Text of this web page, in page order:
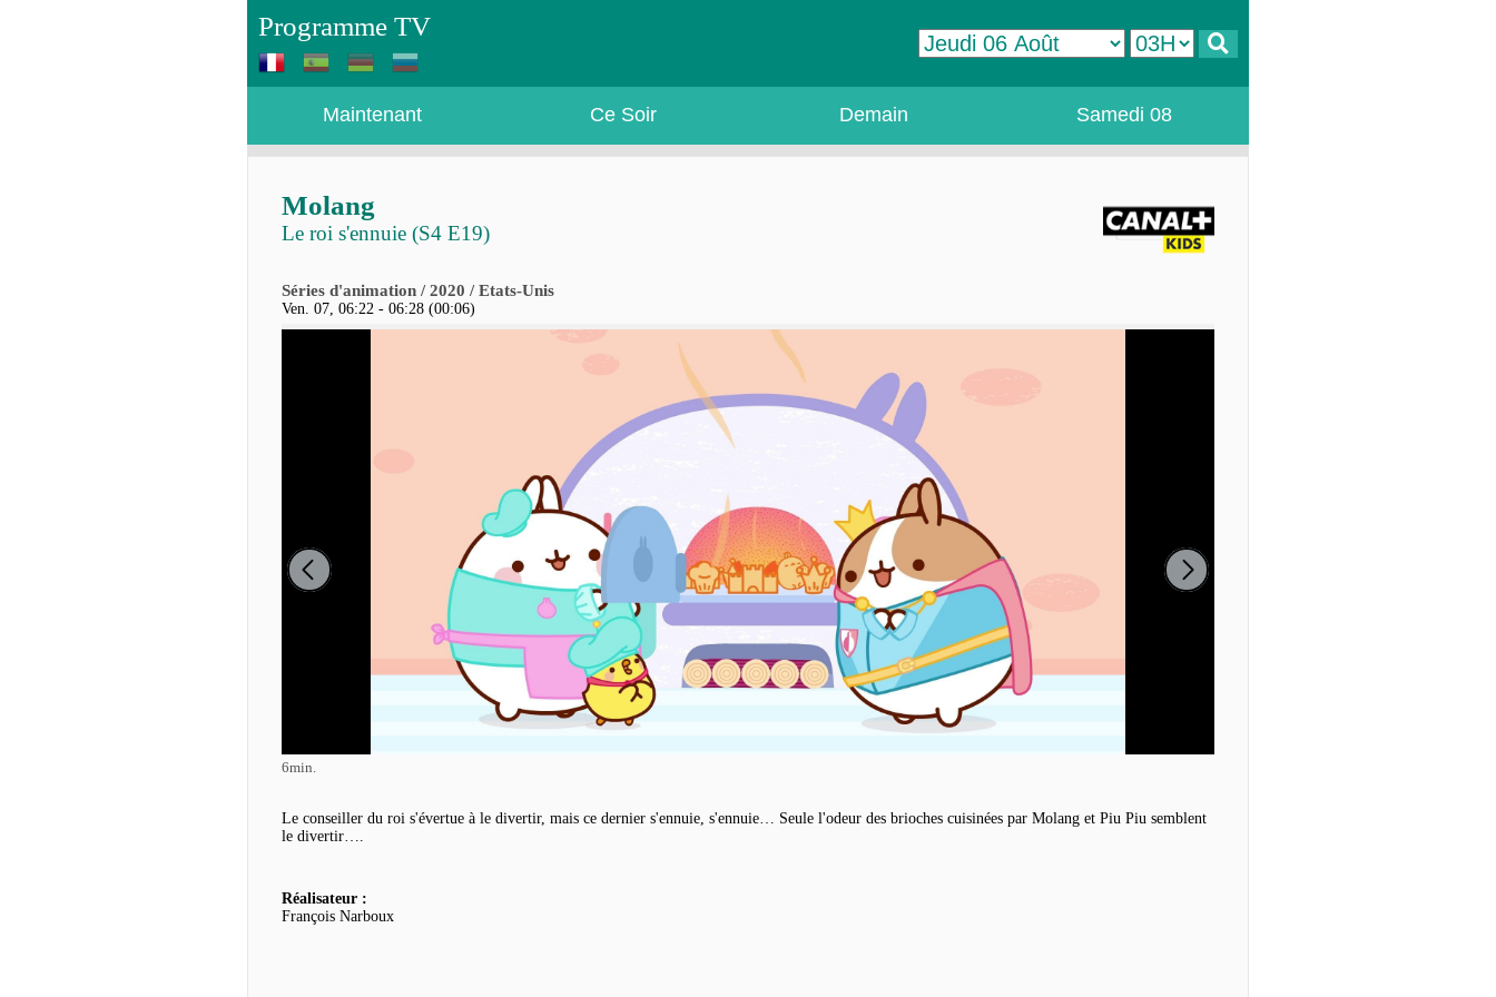
Programme TV
Maintenant Ce Soir Demain Samedi 08
Molang
Le roi s'ennuie (S4 E19)
Séries d'animation / 2020 / Etats-Unis
Ven. 07, 06:22 - 06:28 (00:06)
6min.
Le conseiller du roi s'évertue à le divertir, mais ce dernier s'ennuie, s'ennuie… Seule l'odeur des brioches cuisinées par Molang et Piu Piu semblent
le divertir….
Réalisateur :
François Narboux